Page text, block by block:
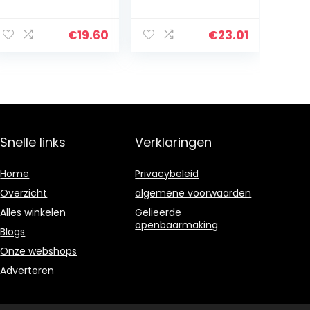
€19.60 €23.01
Snelle links
Home
Overzicht
Alles winkelen
Blogs
Onze webshops
Adverteren
Verklaringen
Privacybeleid
algemene voorwaarden
Gelieerde
openbaarmaking